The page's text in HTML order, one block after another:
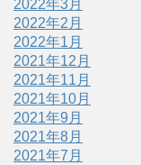
2022年3月
2022年2月
2022年1月
2021年12月
2021年11月
2021年10月
2021年9月
2021年8月
2021年7月